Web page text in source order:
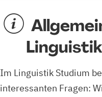
Im Linguistik Studium
interessanten Fragen: